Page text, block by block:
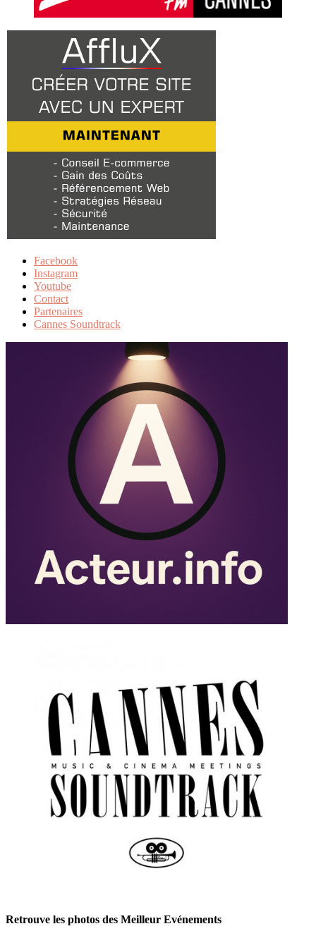
Facebook
Instagram
Youtube
Contact
Partenaires
Cannes Soundtrack
Retrouve les photos des Meilleur Evénements